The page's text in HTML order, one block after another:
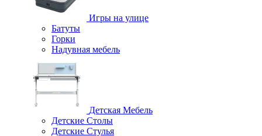
Игры на улице
Батуты
Горки
Надувная мебель
Детская Мебель
Детские Столы
Детские Стулья